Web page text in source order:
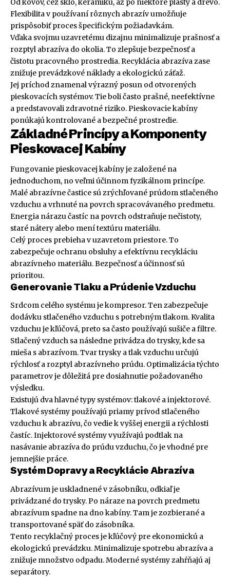
Od kovov, cez sklo, keramiku, až po niektoré plasty a drevo.
Flexibilita v používaní rôznych abrazív umožňuje
prispôsobiť proces špecifickým požiadavkám.
Vďaka svojmu uzavretému dizajnu minimalizuje prašnosť a
rozptyl abrazíva do okolia. To zlepšuje bezpečnosť a
čistotu pracovného prostredia. Recyklácia abrazíva zase
znižuje prevádzkové náklady a ekologickú záťaž.
Jej príchod znamenal výrazný posun od otvorených
pieskovacích systémov. Tie boli často prašné, neefektívne
a predstavovali zdravotné riziko. Pieskovacie kabíny
ponúkajú kontrolované a bezpečné prostredie.
Základné Princípy a Komponenty
Pieskovacej Kabíny
Fungovanie pieskovacej kabíny je založené na
jednoduchom, no veľmi účinnom fyzikálnom princípe.
Malé abrazívne častice sú zrýchľované prúdom stlačeného
vzduchu a vrhnuté na povrch spracovávaného predmetu.
Energia nárazu častíc na povrch odstraňuje nečistoty,
staré nátery alebo mení textúru materiálu.
Celý proces prebieha v uzavretom priestore. To
zabezpečuje ochranu obsluhy a efektívnu recykláciu
abrazívneho materiálu. Bezpečnosť a účinnosť sú
prioritou.
Generovanie Tlaku a Prúdenie Vzduchu
Srdcom celého systému je kompresor. Ten zabezpečuje
dodávku stlačeného vzduchu s potrebným tlakom. Kvalita
vzduchu je kľúčová, preto sa často používajú sušiče a filtre.
Stlačený vzduch sa následne privádza do trysky, kde sa
mieša s abrazívom. Tvar trysky a tlak vzduchu určujú
rýchlosť a rozptyl abrazívneho prúdu. Optimalizácia týchto
parametrov je dôležitá pre dosiahnutie požadovaného
výsledku.
Existujú dva hlavné typy systémov: tlakové a injektorové.
Tlakové systémy používajú priamy prívod stlačeného
vzduchu k abrazívu, čo vedie k vyššej energii a rýchlosti
častíc. Injektorové systémy využívajú podtlak na
nasávanie abrazíva do prúdu vzduchu, čo je vhodné pre
jemnejšie práce.
Systém Dopravy a Recyklácie Abrazíva
Abrazívum je uskladnené v zásobníku, odkiaľ je
privádzané do trysky. Po náraze na povrch predmetu
abrazívum spadne na dno kabíny. Tam je zozbierané a
transportované späť do zásobníka.
Tento recyklačný proces je kľúčový pre ekonomickú a
ekologickú prevádzku. Minimalizuje spotrebu abrazíva a
znižuje množstvo odpadu. Moderné systémy zahŕňajú aj
separátory.